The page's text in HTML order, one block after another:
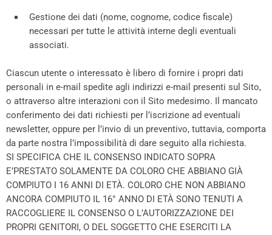
Gestione dei dati (nome, cognome, codice fiscale)
necessari per tutte le attività interne degli eventuali
associati.
Ciascun utente o interessato è libero di fornire i propri dati
personali in e-mail spedite agli indirizzi e-mail presenti sul Sito,
o attraverso altre interazioni con il Sito medesimo. Il mancato
conferimento dei dati richiesti per l’iscrizione ad eventuali
newsletter, oppure per l’invio di un preventivo, tuttavia, comporta
da parte nostra l’impossibilità di dare seguito alla richiesta.
SI SPECIFICA CHE IL CONSENSO INDICATO SOPRA
E’PRESTATO SOLAMENTE DA COLORO CHE ABBIANO GIÀ
COMPIUTO I 16 ANNI DI ETÀ. COLORO CHE NON ABBIANO
ANCORA COMPIUTO IL 16° ANNO DI ETÀ SONO TENUTI A
RACCOGLIERE IL CONSENSO O L’AUTORIZZAZIONE DEI
PROPRI GENITORI, O DEL SOGGETTO CHE ESERCITI LA